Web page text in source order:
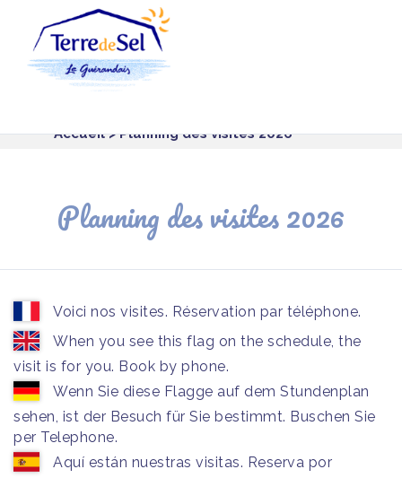
Accueil> Planning des visites 2026
Planning des visites 2026
Voici nos visites. Réservation par téléphone.
When you see this flag on the schedule, the
visit is for you. Book by phone.
Wenn Sie diese Flagge auf dem Stundenplan
sehen, ist der Besuch für Sie bestimmt. Buschen Sie
per Telephone.
Aquí están nuestras visitas. Reserva por
Panneau de gestion des cookies